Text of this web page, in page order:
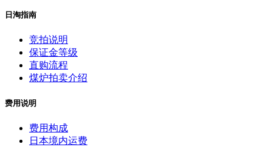
日淘指南
竞拍说明
保证金等级
直购流程
煤炉拍卖介绍
费用说明
费用构成
日本境内运费